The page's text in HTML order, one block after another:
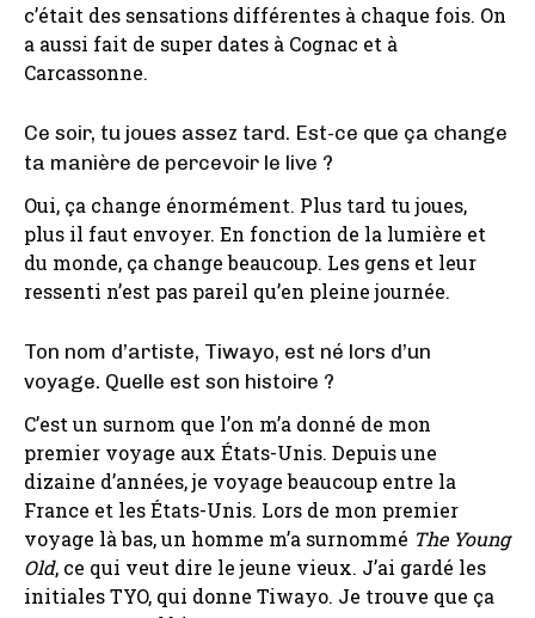
c’était des sensations différentes à chaque fois. On
a aussi fait de super dates à Cognac et à
Carcassonne.
Ce soir, tu joues assez tard. Est-ce que ça change
ta manière de percevoir le live ?
Oui, ça change énormément. Plus tard tu joues,
plus il faut envoyer. En fonction de la lumière et
du monde, ça change beaucoup. Les gens et leur
ressenti n’est pas pareil qu’en pleine journée.
Ton nom d’artiste, Tiwayo, est né lors d’un
voyage. Quelle est son histoire ?
C’est un surnom que l’on m’a donné de mon
premier voyage aux États-Unis. Depuis une
dizaine d’années, je voyage beaucoup entre la
France et les États-Unis. Lors de mon premier
voyage là bas, un homme m’a surnommé The Young
Old, ce qui veut dire le jeune vieux. J’ai gardé les
initiales TYO, qui donne Tiwayo. Je trouve que ça